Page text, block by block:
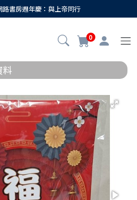
路書房週年慶：與上帝同行
0
料